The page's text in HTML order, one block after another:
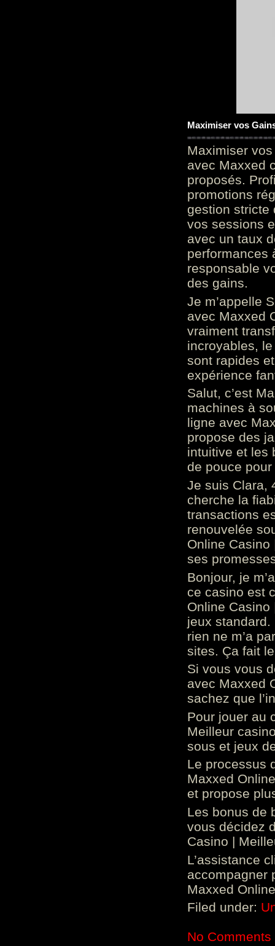
Maximiser vos
Maximiser
avec Maxxed
proposés.
promotions
gestion stricte
vos sessions
avec un taux
performances
responsable
des gains.
Je m’appelle
avec Maxxed
vraiment
incroyables,
sont rapides
expérience
Salut, c’est
machines à
ligne avec
propose des
intuitive et les
de pouce
Je suis Clara,
cherche la
transactions
renouvelée
Online
ses
Bonjour, je
ce casino est
Online
jeux standard.
rien ne m’a
sites. Ça fait
Si vous vous
avec Maxxed
sachez que
Pour jouer au
Meilleur
sous et jeux
Le processus
Maxxed
et propose
Les bonus de
vous décidez
Casino |
L’assistance
accompagner
Maxxed
Filed under:
No Comments